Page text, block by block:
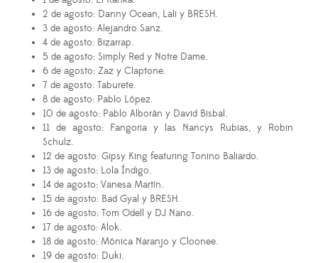
2 de agosto: Danny Ocean, Lali y BRESH.
3 de agosto: Alejandro Sanz.
4 de agosto: Bizarrap.
5 de agosto: Simply Red y Notre Dame.
6 de agosto: Zaz y Claptone.
7 de agosto: Taburete.
8 de agosto: Pablo López.
10 de agosto: Pablo Alborán y David Bisbal.
11 de agosto: Fangoria y las Nancys Rubias, y Robin
Schulz.
12 de agosto: Gipsy King featuring Tonino Baliardo.
13 de agosto: Lola Índigo.
14 de agosto: Vanesa Martín.
15 de agosto: Bad Gyal y BRESH.
16 de agosto: Tom Odell y DJ Nano.
17 de agosto: Alok.
18 de agosto: Mónica Naranjo y Cloonee.
19 de agosto: Duki.